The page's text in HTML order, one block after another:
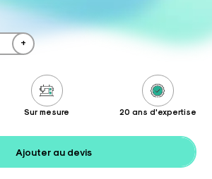
+
Sur mesure 20 ans d'expertise
Ajouter au devis